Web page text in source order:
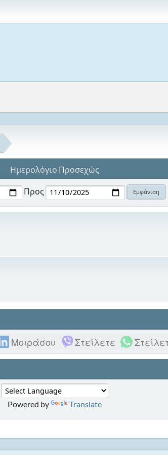
Ημερολόγιο Προσεχώς
Προς
Μοιράσου Στείλετε
Powered by Translate